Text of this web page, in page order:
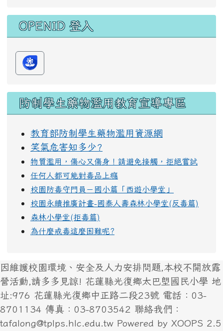
OPENID 登入
防制學生藥物濫用教育宣導專區
教育部防制學生藥物濫用資源網
笑氣危害知多少?
物質濫用，傷心又傷身！請避免接觸，拒絕嘗試
任何人都可能對毒品上癮
校園防毒守門員－國小篇「西遊小學堂」
校園永續推廣計畫-國泰人壽森林小學堂(反毒篇)
森林小學堂(拒毒篇)
為什麼戒毒這麼困難呢?
因維護校園環境、安全及人力安排問題,本校不開放露
營活動,請多多見諒! 花蓮縣光復鄉太巴塱國民小學 地
址:976 花蓮縣光復鄉中正路二段23號 電話：03-
8701134 傳真：03-8703542 聯絡我們：
tafalong@tplps.hlc.edu.tw Powered by XOOPS 2.5